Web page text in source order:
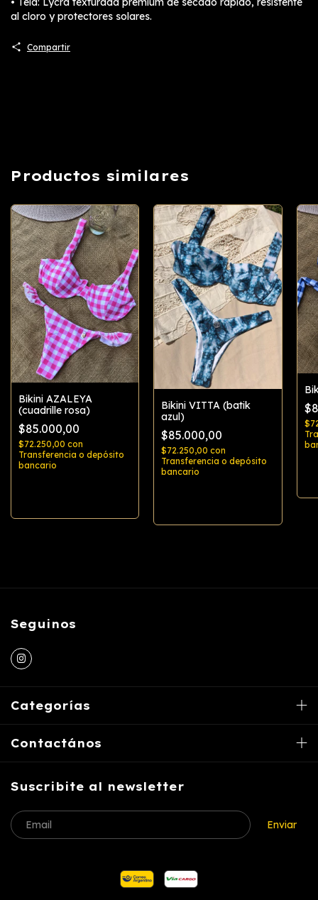
al cloro y protectores solares.
Compartir
Productos similares
Bikini AZALEYA
(cuadrille rosa)
$85.000,00
$72.250,00 con
Transferencia o depósito
bancario
Bikini VITTA (batik
azul)
$85.000,00
$72.250,00con
Transferencia o depósito
bancario
Seguinos
Categorías
Contactános
Suscribite al newsletter